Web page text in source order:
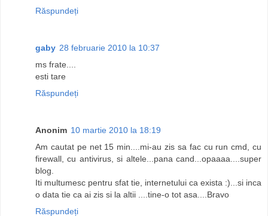
Răspundeți
gaby 28 februarie 2010 la 10:37
ms frate....
esti tare
Răspundeți
Anonim 10 martie 2010 la 18:19
Am cautat pe net 15 min....mi-au zis sa fac cu run cmd, cu
firewall, cu antivirus, si altele...pana cand...opaaaa....super
blog.
Iti multumesc pentru sfat tie, internetului ca exista :)...si inca
o data tie ca ai zis si la altii ....tine-o tot asa....Bravo
Răspundeți